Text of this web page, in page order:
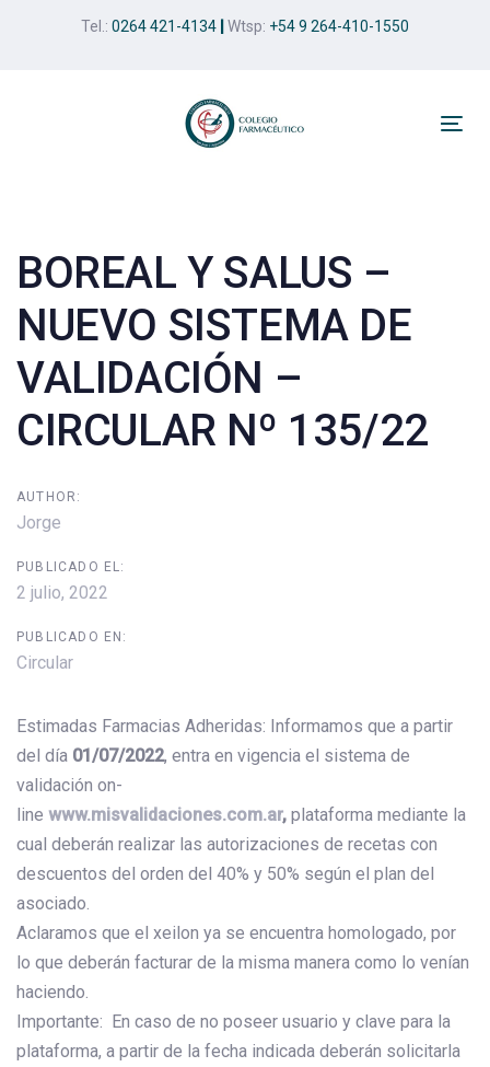
Tel.: 0264 421-4134 Wtsp: +54 9 264-410-1550
BOREAL Y SALUS –
NUEVO SISTEMA DE
VALIDACIÓN –
CIRCULAR Nº 135/22
AUTHOR:
Jorge
PUBLICADO EL:
2 julio, 2022
PUBLICADO EN:
Circular
Estimadas Farmacias Adheridas: Informamos que a partir
del día 01/07/2022, entra en vigencia el sistema de
validación on-
line www.misvalidaciones.com.ar, plataforma mediante la
cual deberán realizar las autorizaciones de recetas con
descuentos del orden del 40% y 50% según el plan del
asociado.
Aclaramos que el xeilon ya se encuentra homologado, por
lo que deberán facturar de la misma manera como lo venían
haciendo.
Importante: En caso de no poseer usuario y clave para la
plataforma, a partir de la fecha indicada deberán solicitarla
navigation